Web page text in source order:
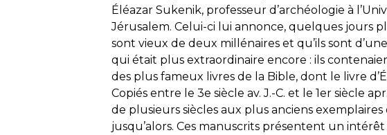
Éléazar Sukenik, professeur d’archéologie à
Jérusalem. Celui-ci lui annonce, quelques jours
sont vieux de deux millénaires et qu’ils sont
qui était plus extraordinaire encore : ils
des plus fameux livres de la Bible, dont le livre
Copiés entre le 3e siècle av. J.-C. et le 1er siècle
de plusieurs siècles aux plus anciens
jusqu’alors. Ces manuscrits présentent un